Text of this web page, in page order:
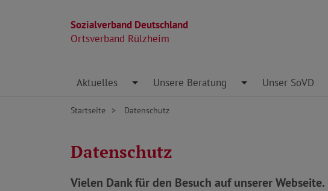
Sozialverband Deutschland
Ortsverband Rülzheim
Direkt zu den Inhalten springen
Aktuelles Toggle Dropdown
Unsere Beratung Toggle Dropdown
Unser SoVD
Startseite Datenschutz
Datenschutz
Vielen Dank für den Besuch auf unserer